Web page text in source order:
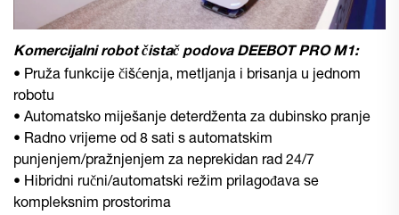
Komercijalni robot čistač podova DEEBOT PRO M1:
• Pruža funkcije čišćenja, metljanja i brisanja u jednom
robotu
• Automatsko miješanje deterdženta za dubinsko pranje
• Radno vrijeme od 8 sati s automatskim
punjenjem/pražnjenjem za neprekidan rad 24/7
• Hibridni ručni/automatski režim prilagođava se
kompleksnim prostorima